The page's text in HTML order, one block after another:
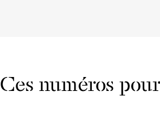
Ces numéros